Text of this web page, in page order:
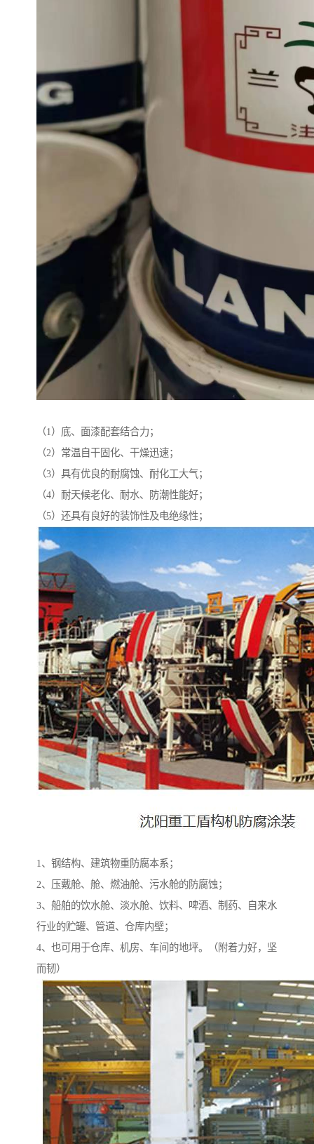
（1）底、面漆配套结合力；
（2）常温自干固化、干燥迅速；
（3）具有优良的耐腐蚀、耐化工大气；
（4）耐天候老化、耐水、防潮性能好；
（5）还具有良好的装饰性及电绝缘性；
1、钢结构、建筑物重防腐本系；
2、压戴舱、舱、燃油舱、污水舱的防腐蚀；
3、船舶的饮水舱、淡水舱、饮料、啤酒、制药、自来水
行业的贮罐、管道、仓库内壁；
4、也可用于仓库、机房、车间的地坪。（附着力好，坚
而韧）